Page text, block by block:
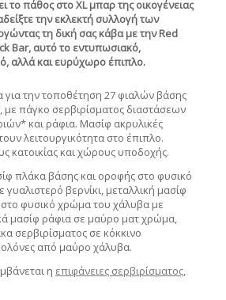
το πάθος στο XL μπαρ της οικογένειας
την εκλεκτή συλλογή των
τη δική σας κάβα με την Red
Bar, αυτό το εντυπωσιακό,
αλλά και ευρύχωρο έπιπλο.
για την τοποθέτηση 27 φιαλών βάσης
με πάγκο σερβιρίσματος διαστάσεων
και ράφια. Μασίφ ακρυλικές
λειτουργικότητα στο έπιπλο.
κατοικίας και χώρους υποδοχής.
πλάκα βάσης και οροφής στο φυσικό
βερνίκι, μεταλλική μασίφ
φυσικό χρώμα του χάλυβα με
μασίφ ράφια σε μαύρο ματ χρώμα,
σερβιρίσματος σε κόκκινο
από μαύρο χάλυβα.
η επιφάνειες σερβιρίσματος,